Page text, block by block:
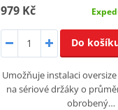
979 Kč
Do
Umožňuje instalaci
na sériové držáky o
obrobený…